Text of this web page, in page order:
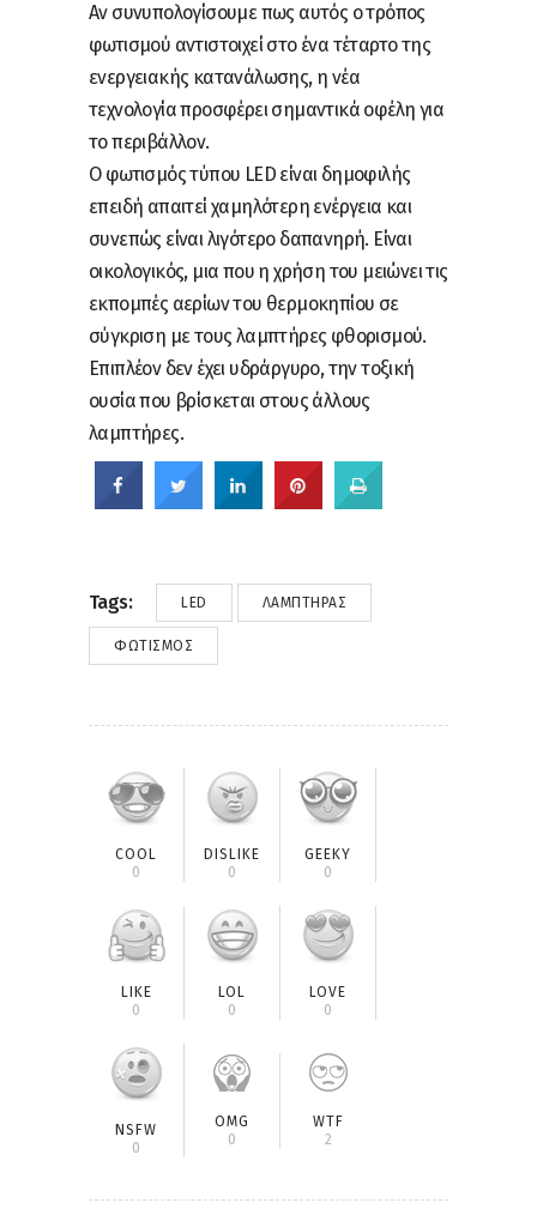
Αν συνυπολογίσουμε πως αυτός ο τρόπος
φωτισμού αντιστοιχεί στο ένα τέταρτο της
ενεργειακής κατανάλωσης, η νέα
τεχνολογία προσφέρει σημαντικά οφέλη για
το περιβάλλον.
Ο φωτισμός τύπου LED είναι δημοφιλής
επειδή απαιτεί χαμηλότερη ενέργεια και
συνεπώς είναι λιγότερο δαπανηρή. Είναι
οικολογικός, μια που η χρήση του μειώνει τις
εκπομπές αερίων του θερμοκηπίου σε
σύγκριση με τους λαμπτήρες φθορισμού.
Επιπλέον δεν έχει υδράργυρο, την τοξική
ουσία που βρίσκεται στους άλλους
λαμπτήρες.
Tags: LED ΛΑΜΠΤΉΡΑΣ
ΦΩΤΙΣΜΌΣ
COOL
0
DISLIKE
0
GEEKY
0
LIKE
0
LOL
0
LOVE
0
NSFW
0
OMG
0
WTF
2